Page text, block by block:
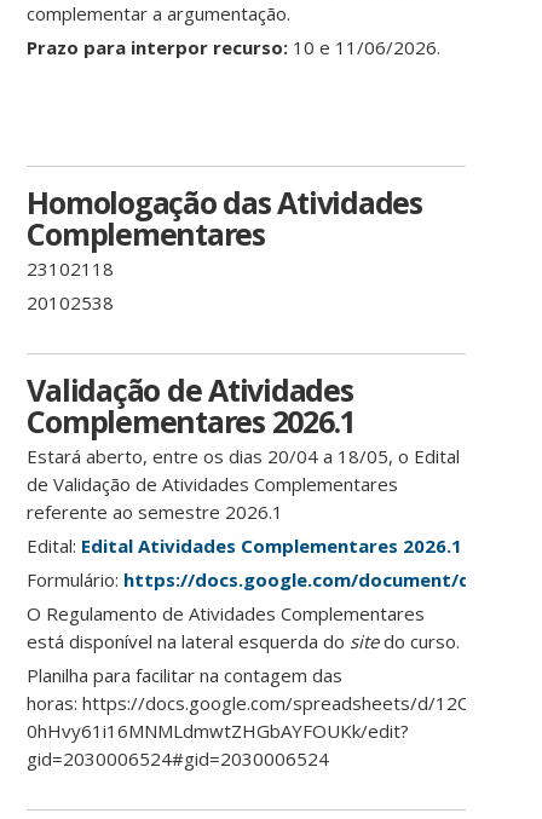
complementar a argumentação.
Prazo para interpor recurso: 10 e 11/06/2026.
Homologação das Atividades
Complementares
23102118
20102538
Validação de Atividades
Complementares 2026.1
Estará aberto, entre os dias 20/04 a 18/05, o Edital
de Validação de Atividades Complementares
referente ao semestre 2026.1
Edital: Edital Atividades Complementares 2026.1
Formulário: https://docs.google.com/document/d/
O Regulamento de Atividades Complementares
está disponível na lateral esquerda do sitedo curso.
Planilha para facilitar na contagem das
horas: https://docs.google.com/spreadsheets/d/
0hHvy61i16MNMLdmwtZHGbAYFOUKk/edit?
gid=2030006524#gid=2030006524